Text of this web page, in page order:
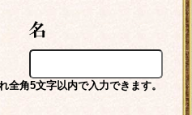
角5文字以内で入力できます。